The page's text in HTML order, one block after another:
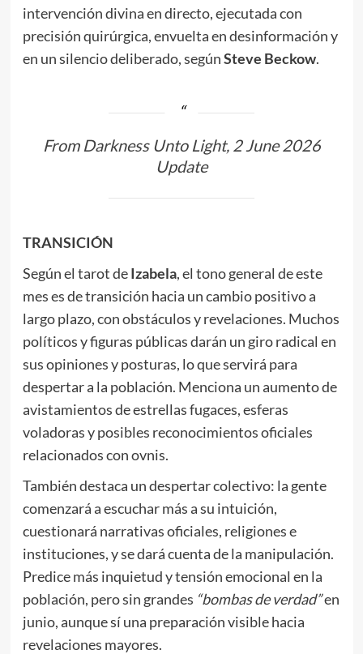
intervención divina en directo, ejecutada con
precisión quirúrgica, envuelta en desinformación y
en un silencio deliberado, segúnSteve Beckow.
From Darkness Unto Light, 2 June 2026
Update
TRANSICIÓN
Según el tarot deIzabela, el tono general de este
mes es de transición hacia un cambio positivo a
largo plazo, con obstáculos y revelaciones. Muchos
políticos y figuras públicas darán un giro radical en
sus opiniones y posturas, lo que servirá para
despertar a la población. Menciona un aumento de
avistamientos de estrellas fugaces, esferas
voladoras y posibles reconocimientos oficiales
relacionados con ovnis.
También destaca un despertar colectivo: la gente
comenzará a escuchar más a su intuición,
cuestionará narrativas oficiales, religiones e
instituciones, y se dará cuenta de la manipulación.
Predice más inquietud y tensión emocional en la
población, pero sin grandes “bombas de verdad”en
junio, aunque sí una preparación visible hacia
revelaciones mayores.